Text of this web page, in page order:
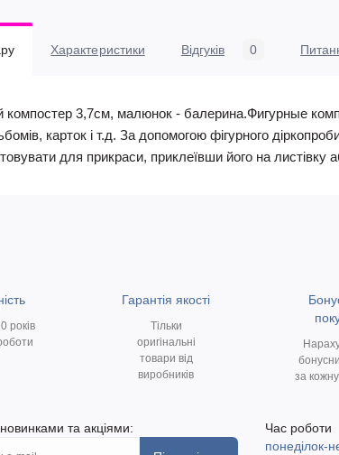
Характеристики Відгуків 0
компостер 3,7см, малюнок - балерина.Фигурные
карток і т.д. За допомогою фігурного
для прикраси, приклеївши його на листівку
років
Гарантія якості
Тільки
оригінальні
товари від
виробників
за
та акціями:
Час роботи
понеділок-